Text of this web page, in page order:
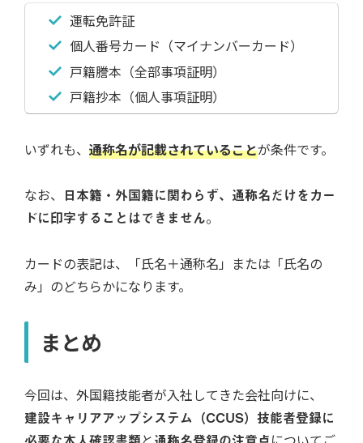
運転免許証
個人番号カード（マイナンバーカード）
戸籍謄本（全部事項証明）
戸籍抄本（個人事項証明）
いずれも、 通称名が記載されていることが条件です。
なお、 日本籍・外国籍に関わらず、通称名だけをカー
ドに印字することはできません。
カードの表記は、「氏名＋通称名」または「氏名の
み」のどちらかになります。
まとめ
今回は、外国籍技能者が入社してきた会社向けに、
建設キャリアアップシステム（CCUS）技能者登録に